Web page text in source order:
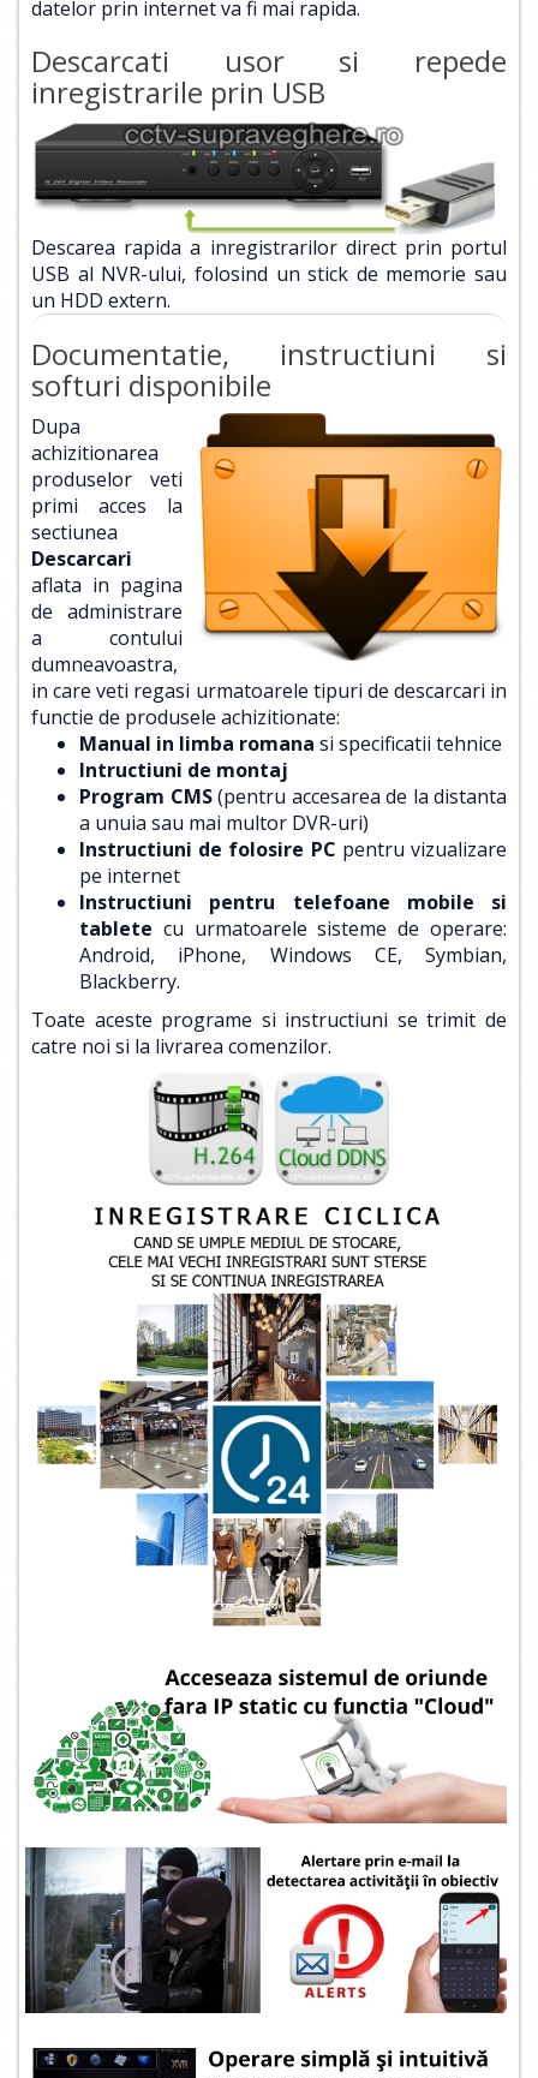
datelor prin internet va fi mai rapida.
Descarcati usor si repede
inregistrarile prin USB
Descarea rapida a inregistrarilor direct prin portul
USB al NVR-ului, folosind un stick de memorie sau
un HDD extern.
Documentatie, instructiuni si
softuri disponibile
Dupa
achizitionarea
produselor veti
primi acces la
sectiunea
Descarcari
aflata in pagina
de administrare
a contului
dumneavoastra,
in care veti regasi urmatoarele tipuri de descarcari in
functie de produsele achizitionate:
Manual in limba romana si specificatii tehnice
Intructiuni de montaj
Program CMS(pentru accesarea de la distanta
a unuia sau mai multor DVR-uri)
Instructiuni de folosire PC pentru vizualizare
pe internet
Instructiuni pentru telefoane mobile si
tablete cu urmatoarele sisteme de operare:
Android, iPhone, Windows CE, Symbian,
Blackberry.
Toate aceste programe si instructiuni se trimit de
catre noi si la livrarea comenzilor.